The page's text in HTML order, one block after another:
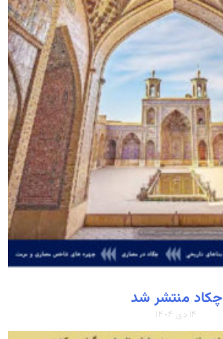
چکاد منتشر شد
۱۴ دی ۱۴۰۴